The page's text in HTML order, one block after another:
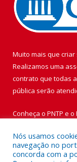
Muito mais que criar
Realizamos uma
contrato que todas
pública serão
Conheça o PNTP e o
Nós usamos
navegação no
concorda com a